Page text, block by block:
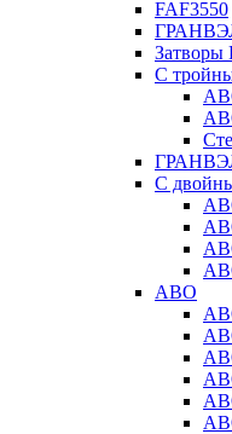
FAF3550
Затворы
С
С
ABO